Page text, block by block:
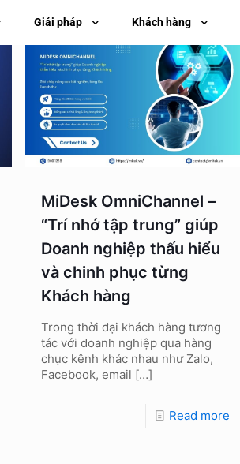
Giải pháp Khách hàng
MiDesk OmniChannel –
“Trí nhớ tập trung” giúp
Doanh nghiệp thấu hiểu
và chinh phục từng
Khách hàng
Trong thời đại khách hàng tương
tác với doanh nghiệp qua hàng
chục kênh khác nhau như Zalo,
Facebook, email […]
Read more